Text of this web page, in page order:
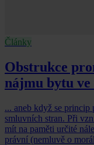
Články
Obstrukce
nájmu bytu
... aneb když se princip
smluvních stran. Při
mít na paměti určité
právní (nemluvě o